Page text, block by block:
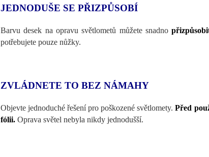
JEDNODUŠE SE PŘIZPŮSOBÍ
Barvu desek na opravu světlometů můžete snadno
potřebujete pouze nůžky.
ZVLÁDNETE TO BEZ NÁMAHY
Objevte jednoduché řešení pro poškozené světlomety.Před
fólii. Oprava světel nebyla nikdy jednodušší.